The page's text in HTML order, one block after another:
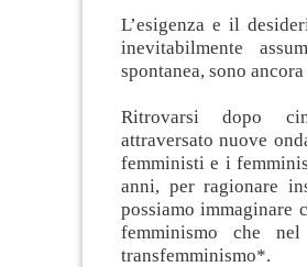
L’esigenza e il
inevitabilmente
spontanea, sono
Ritrovarsi dopo
attraversato nuove
femministi e i
anni, per ragionare
possiamo immaginare
femminismo che
transfemminismo*.